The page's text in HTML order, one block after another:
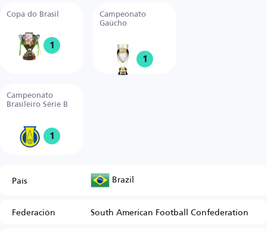
Copa do Brasil
1
Campeonato
Gaúcho
1
Campeonato
Brasileiro Série B
1
País Brazil
Federación
South American Football Confederation